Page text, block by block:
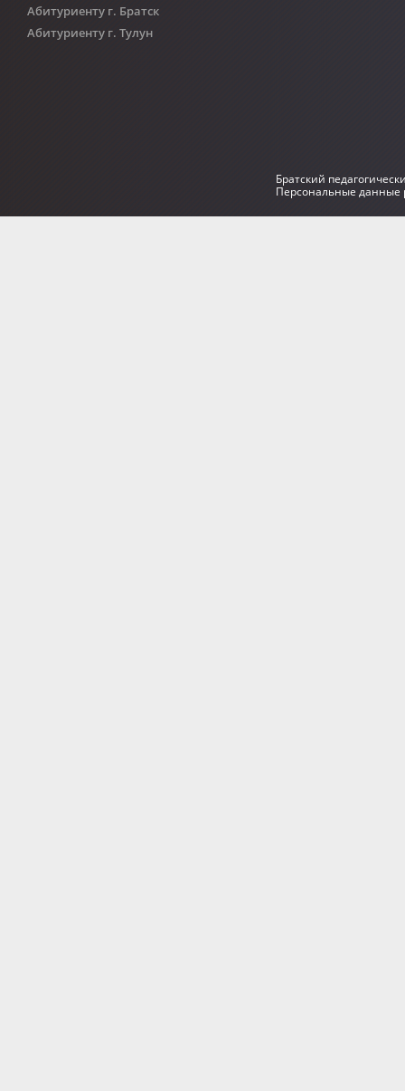
Абитуриенту г. Братск
Абитуриенту г. Тулун
Братский
Персональные данные